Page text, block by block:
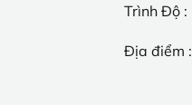
Trình Độ :
Địa điểm :